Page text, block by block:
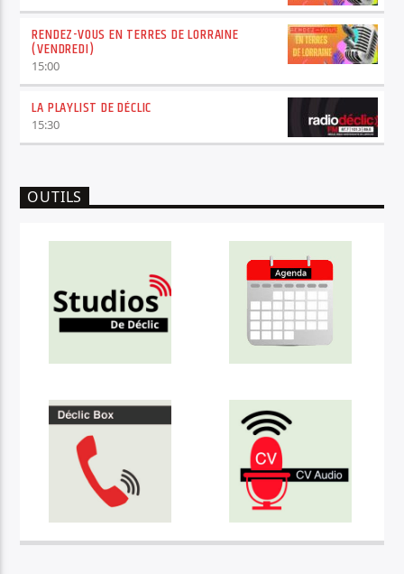
RENDEZ-VOUS EN TERRES DE LORRAINE
(VENDREDI)
15:00
LA PLAYLIST DE DÉCLIC
15:30
OUTILS